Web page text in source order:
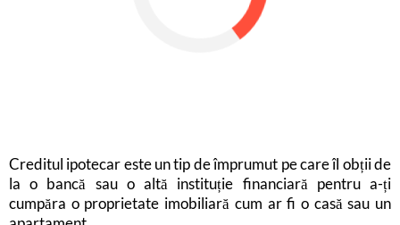
Creditul ipotecar este un tip de împrumut pe care îl obții de
la o bancă sau o altă instituție financiară pentru a-ți
cumpăra o proprietate imobiliară cum ar fi o casă sau un